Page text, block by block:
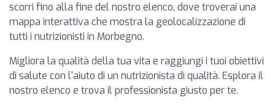
scorri fino alla fine del nostro elenco, dove troverai una
mappa interattiva che mostra la geolocalizzazione di
tutti i nutrizionisti in Morbegno.
Migliora la qualità della tua vita e raggiungi i tuoi obiettivi
di salute con l'aiuto di un nutrizionista di qualità. Esplora il
nostro elenco e trova il professionista giusto per te.